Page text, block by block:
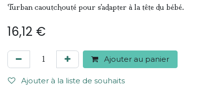
Turban caoutchouté pour s'adapter à la tête du bébé.
16,12 €
Ajouter au panier
Ajouter à la liste de souhaits